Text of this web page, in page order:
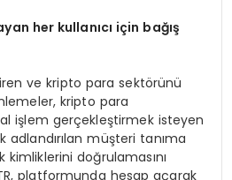
her kullanıcı için bağış
ve kripto para sektörünü
kripto para
işlem gerçekleştirmek isteyen
adlandırılan müşteri tanıma
doğrulamasını
platformunda hesap açarak